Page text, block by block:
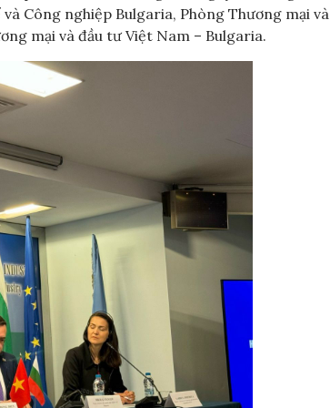
Công nghiệp Bulgaria, Phòng Thương mại và
mại và đầu tư Việt Nam – Bulgaria.